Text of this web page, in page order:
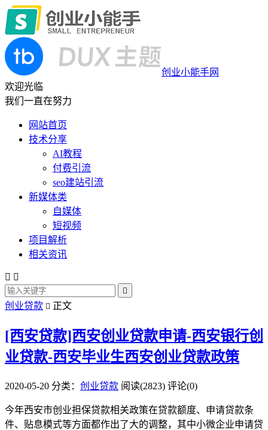
创业小能手网
欢迎光临
我们一直在努力
网站首页
技术分享
AI教程
付费引流
seo建站引流
新媒体类
自媒体
短视频
项目解析
相关资讯
 

创业贷款  正文
[西安贷款]西安创业贷款申请-西安银行创
业贷款-西安毕业生西安创业贷款政策
2020-05-20 分类： 创业贷款 阅读(2823) 评论(0)
今年西安市创业担保贷款相关政策在贷款额度、申请贷款条
件、贴息模式等方面都作出了大的调整，其中小微企业申请贷